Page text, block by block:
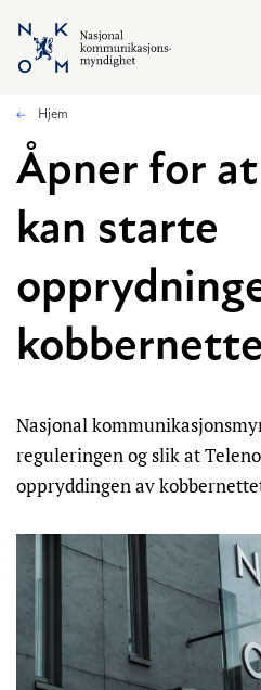
Hopp til hovedinnhold
Hjem
Åpner for
kan starte
Nasjonal
reguleringen og slik at
oppryddingen av